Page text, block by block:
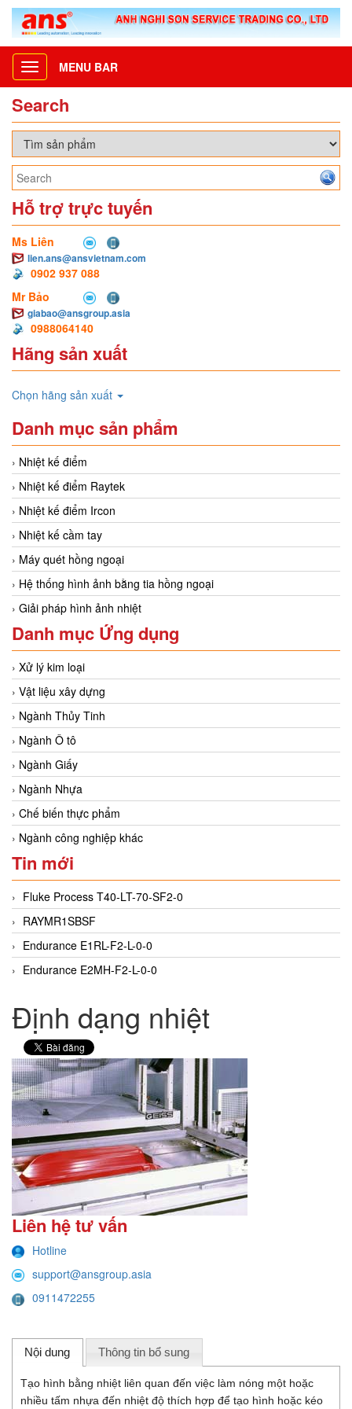
Toggle
navigation
MENU BAR
Search
Hỗ trợ trực tuyến
Ms Liên
lien.ans@ansvietnam.com
0902 937 088
Mr Bảo
giabao@ansgroup.asia
0988064140
Hãng sản xuất
Chọn hãng sản xuất
Danh mục sản phẩm
Nhiệt kế điểm
Nhiệt kế điểm Raytek
Nhiệt kế điểm Ircon
Nhiệt kế cầm tay
Máy quét hồng ngoại
Hệ thống hình ảnh bằng tia hồng ngoại
Giải pháp hình ảnh nhiệt
Danh mục Ứng dụng
Xử lý kim loại
Vật liệu xây dựng
Ngành Thủy Tinh
Ngành Ô tô
Ngành Giấy
Ngành Nhựa
Chế biến thực phẩm
Ngành công nghiệp khác
Tin mới
Fluke Process T40-LT-70-SF2-0
RAYMR1SBSF
Endurance E1RL-F2-L-0-0
Endurance E2MH-F2-L-0-0
Định dạng nhiệt
Liên hệ tư vấn
Hotline
support@ansgroup.asia
0911472255
Nội dung Thông tin bổ sung
Tạo hình bằng nhiệt liên quan đến việc làm nóng một hoặc
nhiều tấm nhựa đến nhiệt độ thích hợp để tạo hình hoặc kéo